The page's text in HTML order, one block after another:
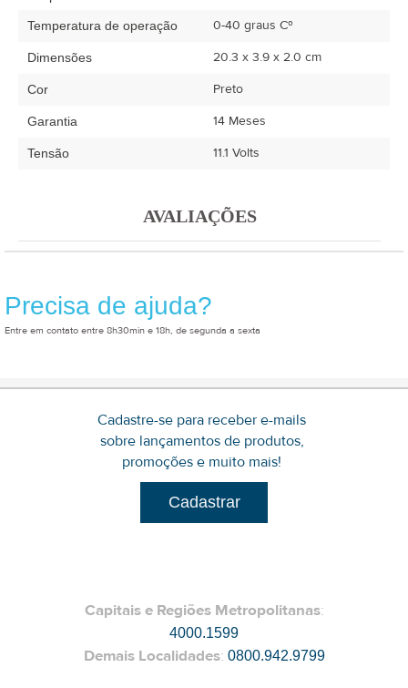
Temperatura de operação 0-40 graus Cº
Dimensões 20.3 x 3.9 x 2.0 cm
Cor Preto
Garantia 14 Meses
Tensão 11.1 Volts
AVALIAÇÕES
Precisa de ajuda?
Entre em contato entre 8h30min e 18h, de segunda a sexta
Cadastre-se para receber e-mails
sobre lançamentos de produtos,
promoções e muito mais!
Cadastrar
Capitais e Regiões Metropolitanas:
4000.1599
Demais Localidades: 0800.942.9799